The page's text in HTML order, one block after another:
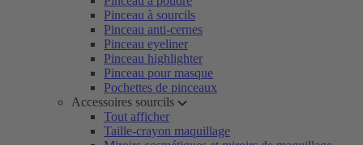
Pinceau à sourcils
Pinceau anti-cernes
Pinceau eyeliner
Pinceau highlighter
Pinceau pour masque
Pochettes de pinceaux
Accessoires sourcils
Tout afficher
Taille-crayon maquillage